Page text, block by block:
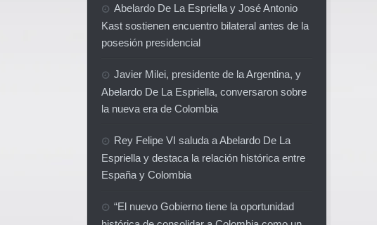
Abelardo De La Espriella y José Antonio
Kast sostienen encuentro bilateral antes de la
posesión presidencial
Javier Milei, presidente de la Argentina, y
Abelardo De La Espriella, conversaron sobre
la nueva era de Colombia
Rey Felipe VI saluda a Abelardo De La
Espriella y destaca la relación histórica entre
España y Colombia
“El nuevo Gobierno tiene la oportunidad